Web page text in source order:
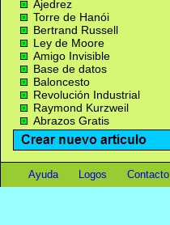
Ajedrez
Torre de Hanói
Bertrand Russell
Ley de Moore
Amigo Invisible
Base de datos
Baloncesto
Revolución Industrial
Raymond Kurzweil
Abrazos Gratis
Ayuda Logos Contacto